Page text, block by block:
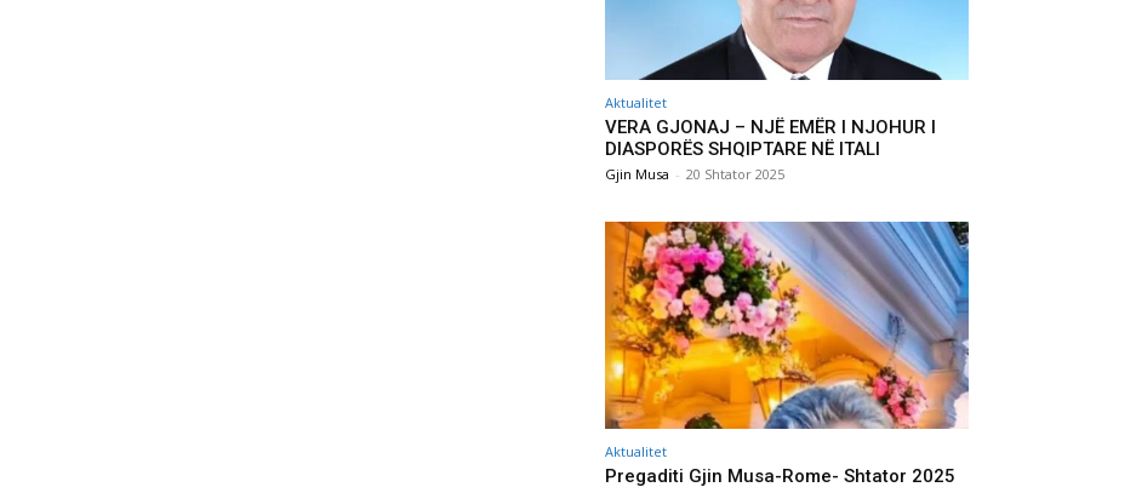
Aktualitet
VERA GJONAJ – NJË EMËR I NJOHUR I
DIASPORËS SHQIPTARE NË ITALI
Gjin Musa - 20 Shtator 2025
Aktualitet
Pregaditi Gjin Musa-Rome- Shtator 2025